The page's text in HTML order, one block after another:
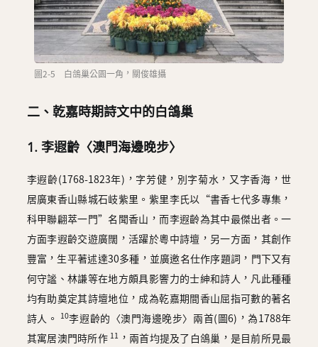
圖2-5 白鴿巢公園一角，關俊雄攝
二、乾嘉時期詩文中的白鴿巢
1. 李遐齡〈澳門海邊晚步〉
李遐齡(1768-1823年)，字芳健，別字菊水，又字香海，世
居廣東香山縣城石岐紫里。紫里李氏以“書香七代多專集，
科甲聯翩萃一門”名聞香山，而李遐齡為其中最傑出者。一
方面李遐齡交遊廣闊，活躍於粵中詩壇，另一方面，其創作
豐富，生平著述達30多種，並廣邀名仕作序題詞，門下又有
何守謐、林謙等在地方頗具影響力的士紳和詩人，凡此種種
均有助奠定其詩壇地位，成為乾嘉期間香山屈指可數的著名
詩人。
10李遐齡的〈澳門海邊晚步〉兩首(圖6)，為1788年
其寓居澳門時所作 11
，兩首均提及了白鴿巢，是目前所見最